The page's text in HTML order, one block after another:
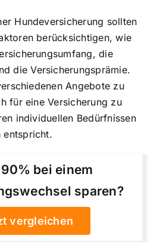
Hundeversicherung sollten
berücksichtigen, wie
die
die Versicherungsprämie.
Angebote zu
für eine Versicherung zu
individuellen Bedürfnissen
entspricht.
bei einem
sparen?
vergleichen